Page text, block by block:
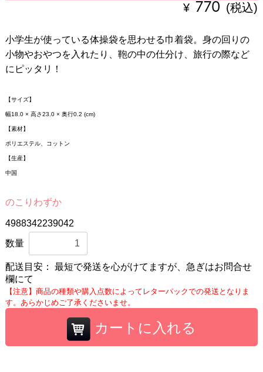
¥ 770 (税込)
小学生が使っている体操袋を思わせる巾着袋。身の回りの
小物やおやつを入れたり、鞄の中の仕分け、旅行の際など
にピッタリ！
【サイズ】
幅18.0 × 高さ23.0 × 奥行0.2 (cm)
【素材】
ポリエステル、コットン
【生産】
中国
のこりわずか
4988342239042
数量
配送目安： 最短で発送を心がけてますが、急ぎはお問合せ
欄にて
【注意】商品の種類や購入点数によってレターパックでの発送となりま
す。あらかじめご了承くださいませ。
カートに入れる